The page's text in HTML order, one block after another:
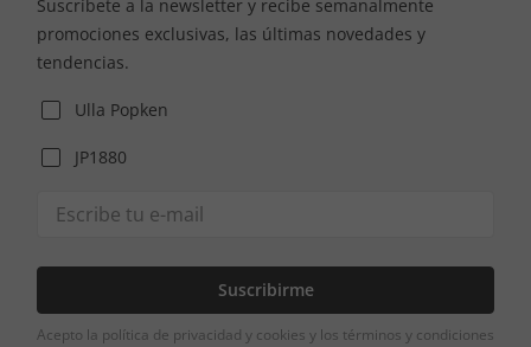
Suscríbete a la newsletter y recibe semanalmente
promociones exclusivas, las últimas novedades y
tendencias.
Ulla Popken
JP1880
Suscribirme
Acepto la política de privacidad y cookies y los términos y condiciones